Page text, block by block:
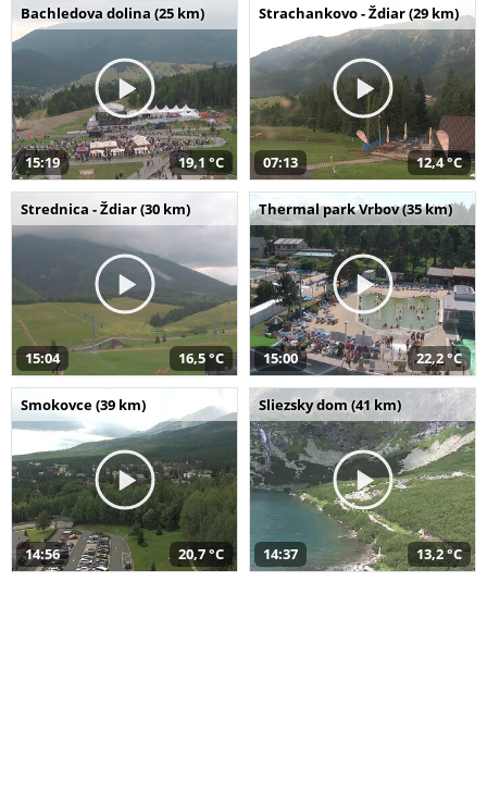
Bachledova dolina (25 km)
15:19 19,1 °C
Strachankovo - Ždiar (29 km)
07:13 12,4 °C
Strednica - Ždiar (30 km)
15:04 16,5 °C
Thermal park Vrbov (35 km)
15:00 22,2 °C
Smokovce (39 km)
14:56 20,7 °C
Sliezsky dom (41 km)
14:37 13,2 °C